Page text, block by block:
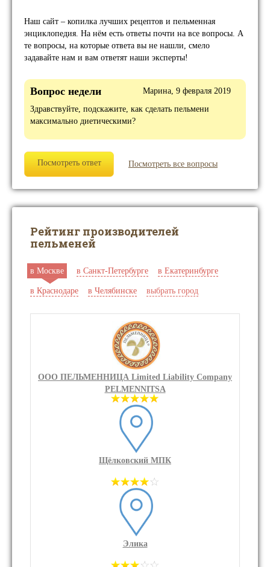
Наш сайт – копилка лучших рецептов и пельменная
энциклопедия. На нём есть ответы почти на все вопросы. А
те вопросы, на которые ответа вы не нашли, смело
задавайте нам и вам ответят наши эксперты!
Вопрос недели
Марина, 9 февраля 2019
Здравствуйте, подскажите, как сделать пельмени
максимально диетическими?
Посмотреть ответ Посмотреть все вопросы
Рейтинг производителей
пельменей
в Москве в Санкт-Петербурге в Екатеринбурге
в Краснодаре в Челябинске выбрать город
ООО ПЕЛЬМЕННИЦА Limited Liability Company
PELMENNITSA
Щёлковский МПК
Элика